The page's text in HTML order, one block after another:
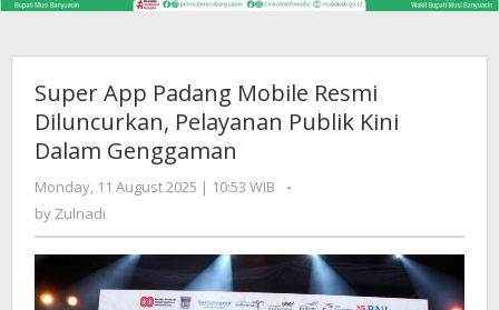
Super App Padang Mobile Resmi
Diluncurkan, Pelayanan Publik Kini
Dalam Genggaman
Monday, 11 August 2025 | 10:53 WIB
by
-
by Zulnadi